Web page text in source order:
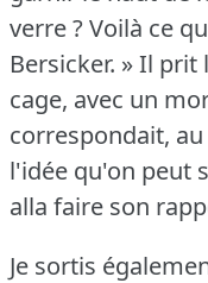
verre ?Voilà ce
Bersicker. » Il prit
cage, avec un
correspondait,
l'idée qu'on peut
alla faire son
Je sortis